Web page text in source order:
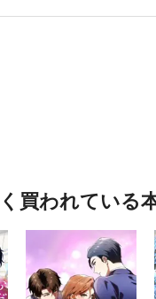
買われている